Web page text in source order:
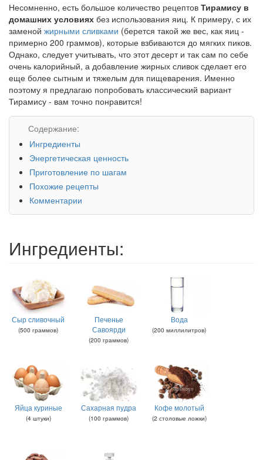
Несомненно, есть большое количество рецептов Тирамису в
домашних условиях без использования яиц. К примеру, с их
заменой жирными сливками (берется такой же вес, как яиц -
примерно 200 граммов), которые взбиваются до мягких пиков.
Однако, следует учитывать, что этот десерт и так сам по себе
очень калорийный, а добавление жирных сливок сделает его
еще более сытным и тяжелым для пищеварения. Именно
поэтому я предлагаю попробовать классический вариант
Тирамису - вам точно понравится!
Содержание:
Ингредиенты
Энергетическая ценность
Приготовление по шагам
Похожие рецепты
Комментарии
Ингредиенты:
Сыр сливочный
(500 граммов)
Печенье
Савоярди
(200 граммов)
Вода
(200 миллилитров)
Яйца куриные
(4 штуки)
Сахарная пудра
(100 граммов)
Кофе молотый
(2 столовые ложки)